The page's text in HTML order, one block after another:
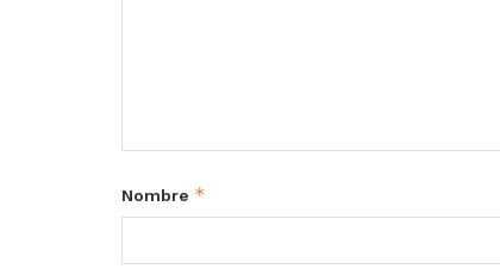
Nombre *